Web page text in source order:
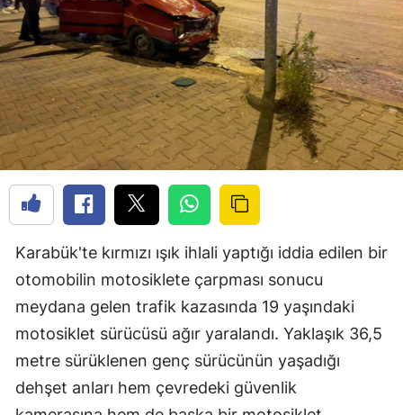
Karabük'te kırmızı ışık ihlali yaptığı iddia edilen bir
otomobilin motosiklete çarpması sonucu
meydana gelen trafik kazasında 19 yaşındaki
motosiklet sürücüsü ağır yaralandı. Yaklaşık 36,5
metre sürüklenen genç sürücünün yaşadığı
dehşet anları hem çevredeki güvenlik